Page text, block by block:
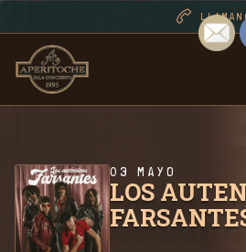
LOS
03 MAYO